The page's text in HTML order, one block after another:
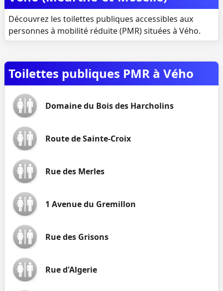
Découvrez les toilettes publiques accessibles aux
personnes à mobilité réduite (PMR) situées à Vého.
Toilettes publiques PMR à Vého
Domaine du Bois des Harcholins
Route de Sainte-Croix
Rue des Merles
1 Avenue du Gremillon
Rue des Grisons
Rue d'Algerie